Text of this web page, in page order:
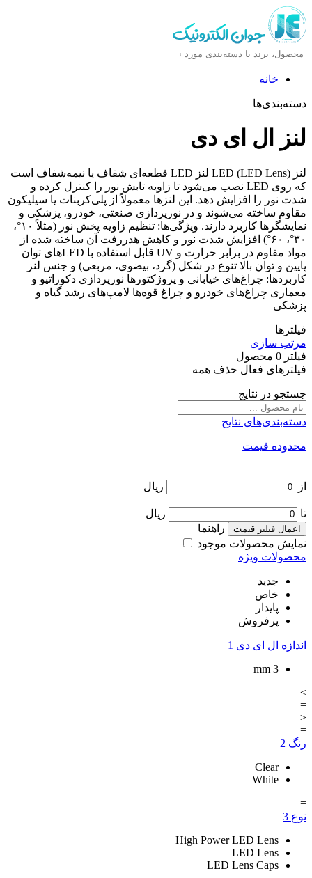
خانه
دسته‌بندی‌ها
لنز ال ای دی
لنز LED (LED Lens) لنز LED قطعه‌ای شفاف یا نیمه‌شفاف است
که روی LED نصب می‌شود تا زاویه تابش نور را کنترل کرده و
شدت نور را افزایش دهد. این لنزها معمولاً از پلی‌کربنات یا سیلیکون
مقاوم ساخته می‌شوند و در نورپردازی صنعتی، خودرو، پزشکی و
نمایشگرها کاربرد دارند. ویژگی‌ها: تنظیم زاویه پخش نور (مثلاً ۱۰°،
۳۰°، ۶۰°) افزایش شدت نور و کاهش هدررفت آن ساخته شده از
مواد مقاوم در برابر حرارت و UV قابل استفاده با LEDهای توان
پایین و توان بالا تنوع در شکل (گرد، بیضوی، مربعی) و جنس لنز
کاربردها: چراغ‌های خیابانی و پروژکتورها نورپردازی دکوراتیو و
معماری چراغ‌های خودرو و چراغ قوه‌ها لامپ‌های رشد گیاه و
پزشکی
فیلترها
مرتب سازی
فیلتر 0 محصول
فیلترهای فعال حذف همه
جستجو در نتایج
دسته‌بندی‌های نتایج
محدوده قیمت
از ریال
تا ریال
اعمال فیلتر قیمت
راهنما
نمایش محصولات موجود
محصولات ویژه
جدید
خاص
پایدار
پرفروش
اندازه ال ای دی 1
3
mm
≥
=
≤
=
رنگ 2
Clear
White
=
نوع 3
High Power LED Lens
LED Lens
LED Lens Caps